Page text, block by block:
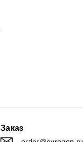
Заказ